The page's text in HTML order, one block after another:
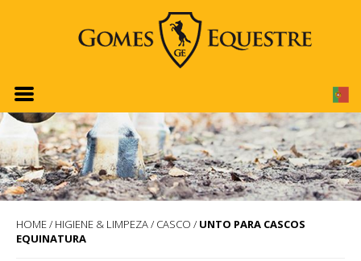
HOME/ HIGIENE & LIMPEZA/ CASCO / UNTO PARA CASCOS
EQUINATURA